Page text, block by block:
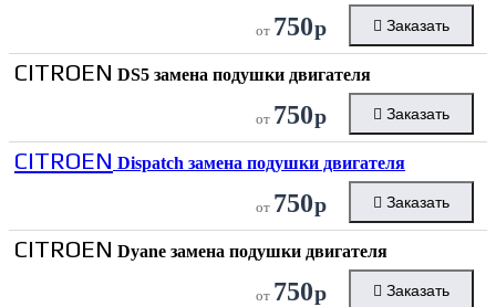
от 750р Заказать
CITROEN DS5 замена подушки двигателя
от 750р Заказать
CITROEN Dispatch замена подушки двигателя
от 750р Заказать
CITROEN Dyane замена подушки двигателя
от 750р Заказать